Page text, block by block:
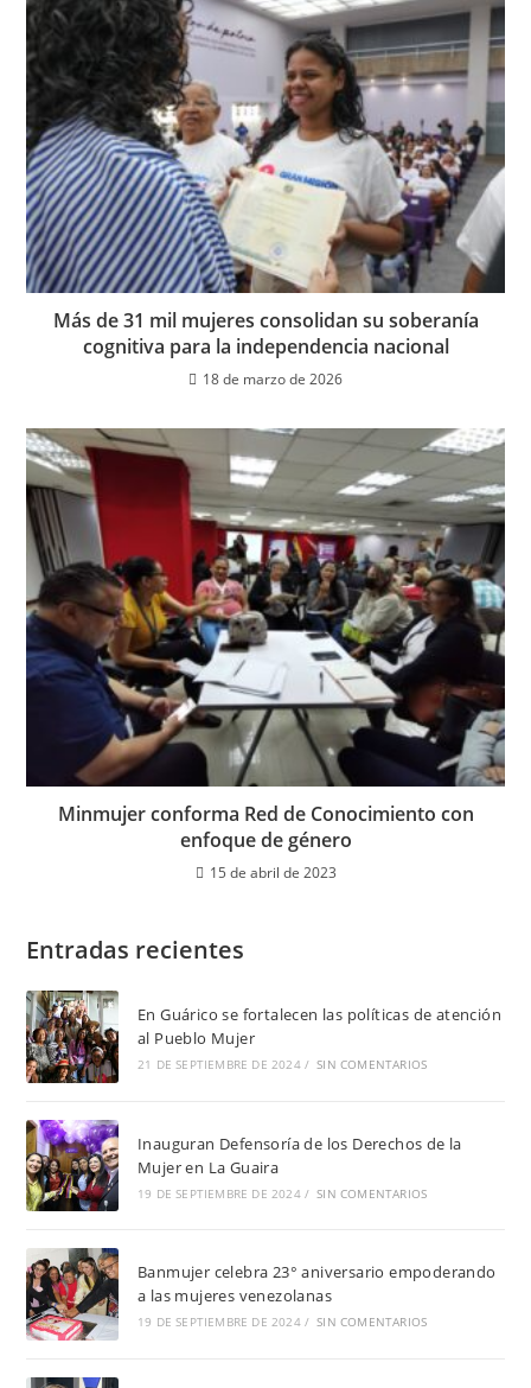
Más de 31 mil mujeres consolidan su soberanía
cognitiva para la independencia nacional
18 de marzo de 2026
Minmujer conforma Red de Conocimiento con
enfoque de género
15 de abril de 2023
Entradas recientes
En Guárico se fortalecen las políticas de atención
al Pueblo Mujer
21 DE SEPTIEMBRE DE 2024 / SIN COMENTARIOS
Inauguran Defensoría de los Derechos de la
Mujer en La Guaira
19 DE SEPTIEMBRE DE 2024 / SIN COMENTARIOS
Banmujer celebra 23° aniversario empoderando
a las mujeres venezolanas
19 DE SEPTIEMBRE DE 2024 / SIN COMENTARIOS